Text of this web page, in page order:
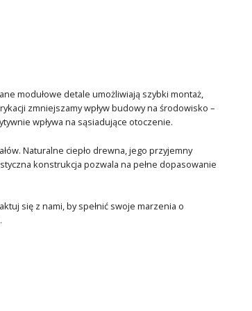
modułowe detale umożliwiają szybki montaż,
zmniejszamy wpływ budowy na środowisko –
wpływa na sąsiadujące otoczenie.
Naturalne ciepło drewna, jego przyjemny
konstrukcja pozwala na pełne dopasowanie
się z nami, by spełnić swoje marzenia o